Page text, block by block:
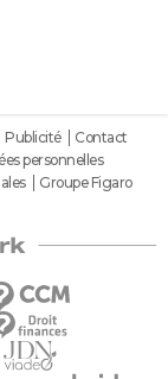
Publicité
Contact
personnelles
Groupe Figaro